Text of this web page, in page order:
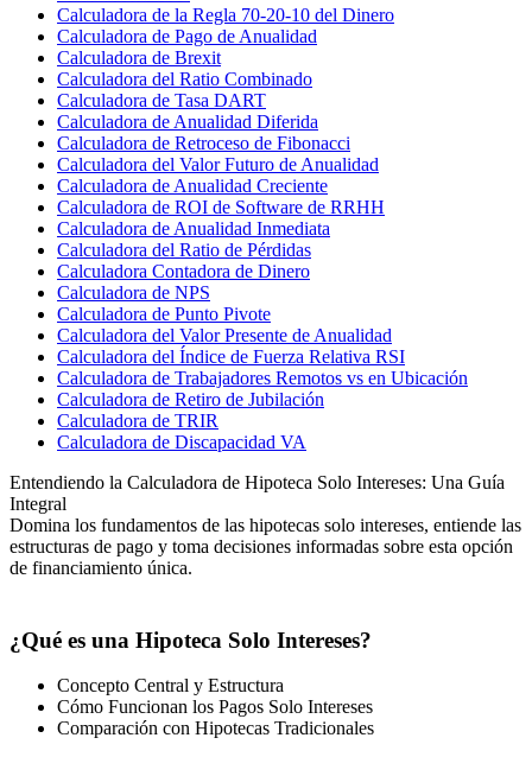
Calculadora de la Regla 70-20-10 del Dinero
Calculadora de Pago de Anualidad
Calculadora de Brexit
Calculadora del Ratio Combinado
Calculadora de Tasa DART
Calculadora de Anualidad Diferida
Calculadora de Retroceso de Fibonacci
Calculadora del Valor Futuro de Anualidad
Calculadora de Anualidad Creciente
Calculadora de ROI de Software de RRHH
Calculadora de Anualidad Inmediata
Calculadora del Ratio de Pérdidas
Calculadora Contadora de Dinero
Calculadora de NPS
Calculadora de Punto Pivote
Calculadora del Valor Presente de Anualidad
Calculadora del Índice de Fuerza Relativa RSI
Calculadora de Trabajadores Remotos vs en Ubicación
Calculadora de Retiro de Jubilación
Calculadora de TRIR
Calculadora de Discapacidad VA
Entendiendo la Calculadora de Hipoteca Solo Intereses: Una Guía
Integral
Domina los fundamentos de las hipotecas solo intereses, entiende las
estructuras de pago y toma decisiones informadas sobre esta opción
de financiamiento única.
¿Qué es una Hipoteca Solo Intereses?
Concepto Central y Estructura
Cómo Funcionan los Pagos Solo Intereses
Comparación con Hipotecas Tradicionales